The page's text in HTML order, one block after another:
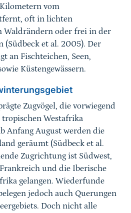
vom
oft in lichten
Waldrändern oder frei in der
(Südbeck et al. 2005). Der
an Fischteichen, Seen,
Küstengewässern.
Zugvögel, die vorwiegend
Westafrika
Anfang August werden die
geräumt (Südbeck et al.
Zugrichtung ist Südwest,
und die Iberische
gelangen. Wiederfunde
jedoch auch Querungen
Doch nicht alle